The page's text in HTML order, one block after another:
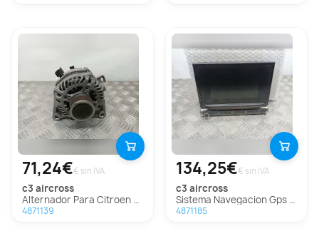
71,24€€ sin IVA
c3 aircross
Alternador Para Citroen C3 Aircross
4871139
134,25€€ sin IVA
c3 aircross
Sistema Navegacion Gps Para Citroen C3 Aircross
4871185